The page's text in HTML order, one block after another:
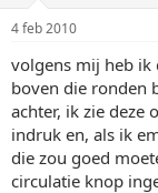
4 feb 2010
volgens mij heb ik
boven die ronden
achter, ik zie deze
indruk en, als ik
die zou goed
circulatie knop